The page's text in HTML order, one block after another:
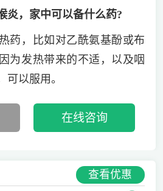
，家中可以备什么药?
，比如对乙酰氨基酚或布
为发热带来的不适，以及咽
可以服用。
在线咨询
查看优惠